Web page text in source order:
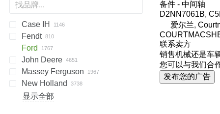
S series
T series
Case IH
310
500
535
743
745
844
450
735
950
C-series
D series
MT
Ares
Arion
Atles
Atos
Axion
Axos
990
995
BF
D-series
Agrofarm
Agroplus
Agrostar
Agrotron
DX series
D series
Fendt
F-series
Katana
Vario
Xylon
760
860
180-90
500
G-series
Ford
2000
3000
3600
3610
Major
Super Major
150
906
844
SXG
TA
TG
TU
86
155
406
407
John Deere
6M
6R
7R
K
D series
PC
B-series
D-series
F-series
R-series
8880
Landpower
Legend
Geotrac
LE
80
82
1221
MRT
MT
Massey Ferguson
30
35
CX
F-series
D-series
L-series
6001
New Holland
BR
1100 Series
Ares
Antares
CVT
120
A-series
BM
NLX 1024
B-series
7211
显示全部
备件 - 中间轴
D2NN7061B,
爱尔兰,
联系卖方
销售机械还是车
您可以与我们合
发布您的广告